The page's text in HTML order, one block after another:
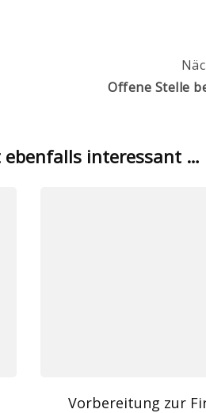
Offene Stelle
ebenfalls interessant …
Vorbereitung zur